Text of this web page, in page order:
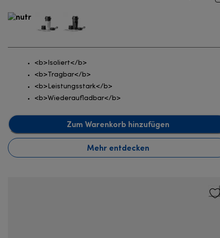
<b>Isoliert</b>
<b>Tragbar</b>
<b>Leistungsstark</b>
<b>Wiederaufladbar</b>
Zum Warenkorb hinzufügen
Mehr entdecken